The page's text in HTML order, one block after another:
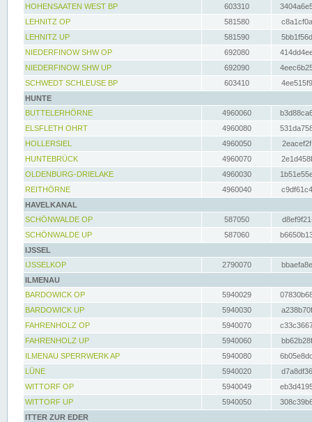
HOHENSAATEN WEST BP
603310
LEHNITZ OP
581580
LEHNITZ UP
581590
NIEDERFINOW SHW OP
692080
NIEDERFINOW SHW UP
692090
SCHWEDT SCHLEUSE BP
603410
HUNTE
BUTTELERHÖRNE
4960060
ELSFLETH OHRT
4960080
HOLLERSIEL
4960050
HUNTEBRÜCK
4960070
OLDENBURG-DRIELAKE
4960030
REITHÖRNE
4960040
HAVELKANAL
SCHÖNWALDE OP
587050
SCHÖNWALDE UP
587060
IJSSEL
IJSSELKOP
2790070
ILMENAU
BARDOWICK OP
5940029
BARDOWICK UP
5940030
FAHRENHOLZ OP
5940070
FAHRENHOLZ UP
5940060
ILMENAU SPERRWERK AP
5940080
LÜNE
5940020
WITTORF OP
5940049
WITTORF UP
5940050
ITTER ZUR EDER